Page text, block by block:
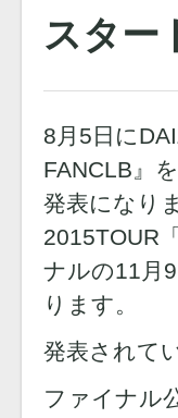
スター
8月5日に
FANCLB』
発表になり
2015TOUR
ナルの11月
ります。
発表されて
ファイナル